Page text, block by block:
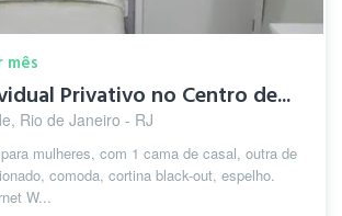
mês
Privativo no Centro de...
Rio de Janeiro - RJ
mulheres, com 1 cama de casal, outra de
comoda, cortina black-out, espelho.
W...